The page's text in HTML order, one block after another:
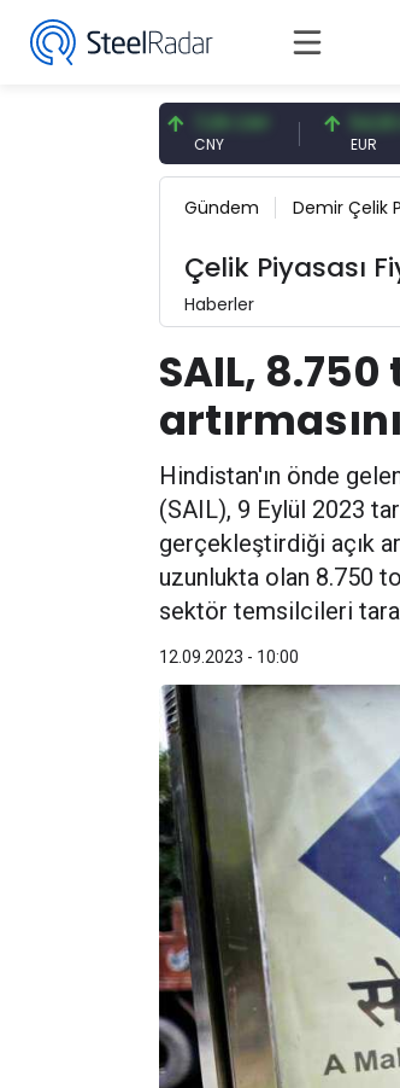
7,09 CNY 54,93 EUR
Gündem Demir Çelik
Çelik Piyasası
Haberler
SAIL,
Hindistan'ın önde
(SAIL), 9 Eylül 2023
gerçekleştirdiği açık
uzunlukta olan 8.750
sektör temsilcileri
12.09.2023 - 10:00